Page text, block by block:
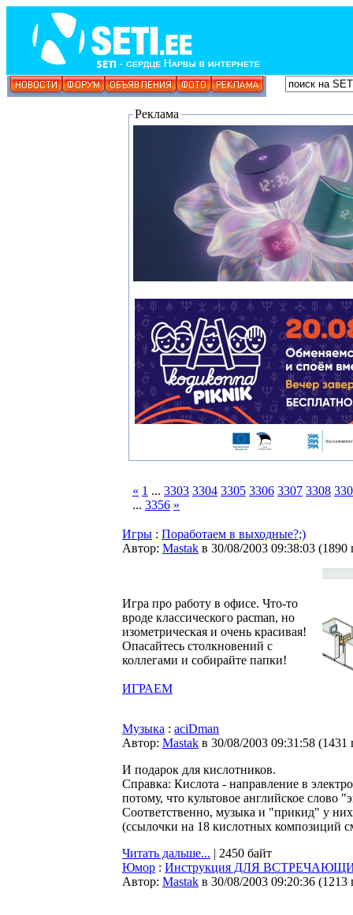
Реклама
« 1 ... 3303 3304 3305 3306 3307 3308
... 3356 »
Игры : Поработаем в выходные?;)
Автор: Мastak в 30/08/2003 09:38:03 (1890
Игра про работу в офисе. Что-то
вроде классического pacman, но
изометрическая и очень красивая!
Опасайтесь столкновений с
коллегами и собирайте папки!
ИГРАЕМ
Музыка : aciDman
Автор: Мastak в 30/08/2003 09:31:58 (1431
И подарок для кислотников.
Справка: Кислота - направление в
потому, что культовое английское слово
Соответственно, музыка и "прикид" у
(ссылочки на 18 кислотных композиций
Читать дальше... | 2450 байт
Юмор : Инструкция ДЛЯ
Автор: Мastak в 30/08/2003 09:20:36 (1213